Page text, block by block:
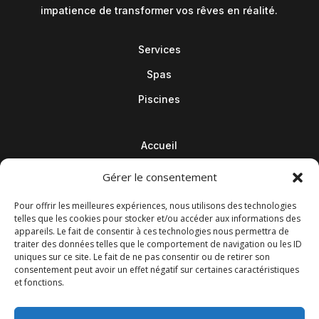
Gérer le consentement
Pour offrir les meilleures expériences, nous utilisons des technologies
telles que les cookies pour stocker et/ou accéder aux informations des
appareils. Le fait de consentir à ces technologies nous permettra de
traiter des données telles que le comportement de navigation ou les ID
uniques sur ce site. Le fait de ne pas consentir ou de retirer son
consentement peut avoir un effet négatif sur certaines caractéristiques
et fonctions.
impatience de transformer vos rêves en réalité.
Services
Spas
Piscines
Accueil